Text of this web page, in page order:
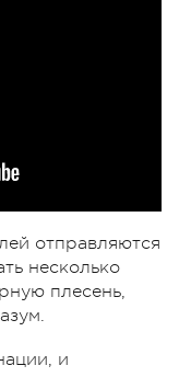
отправляются
несколько
плесень,
и